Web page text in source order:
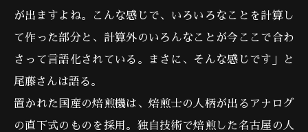
が出ますよね。こんな感じで、いろいろなことを計算し
て作った部分と、計算外のいろんなことが今ここで合わ
さって言語化されている。まさに、そんな感じです」と
尾藤さんは語る。
置かれた国産の焙煎機は、焙煎士の人柄が出るアナログ
の直下式のものを採用。独自技術で焙煎した名古屋の人